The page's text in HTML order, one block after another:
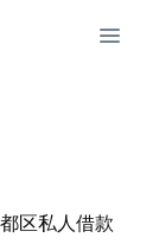
区私人借款